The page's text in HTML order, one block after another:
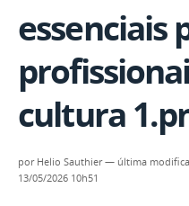
essenciais
cultura
por Helio Sauthier— última
13/05/2026 10h51